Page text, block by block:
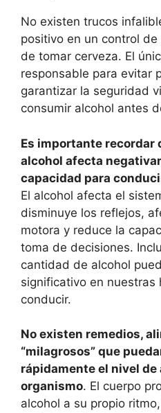
No existen trucos
positivo en un control
de tomar cerveza. El
responsable para evitar
garantizar la seguridad
consumir alcohol antes
Es importante recordar
alcohol afecta
capacidad para
El alcohol afecta el
disminuye los reflejos,
motora y reduce la
toma de decisiones.
cantidad de alcohol
significativo en nuestras
conducir.
No existen remedios,
“milagrosos” que
rápidamente el nivel
organismo. El cuerpo
alcohol a su propio